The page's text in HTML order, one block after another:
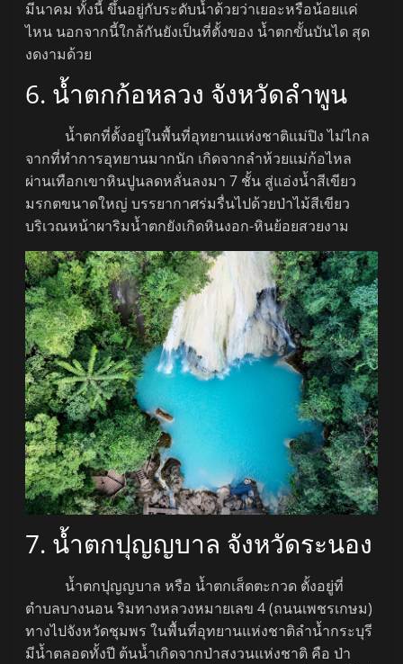
มีนาคม ทั้งนี้ ขึ้นอยู่กับระดับน้ำด้วยว่าเยอะหรือน้อยแค่
ไหน นอกจากนี้ใกล้กันยังเป็นที่ตั้งของ น้ำตกขั้นบันได สุด
งดงามด้วย
6. น้ำตกก้อหลวง จังหวัดลำพูน
น้ำตกที่ตั้งอยู่ในพื้นที่อุทยานแห่งชาติแม่ปิง ไม่ไกล
จากที่ทำการอุทยานมากนัก เกิดจากลำห้วยแม่ก้อไหล
ผ่านเทือกเขาหินปูนลดหลั่นลงมา 7 ชั้น สู่แอ่งน้ำสีเขียว
มรกตขนาดใหญ่ บรรยากาศร่มรื่นไปด้วยป่าไม้สีเขียว
บริเวณหน้าผาริมน้ำตกยังเกิดหินงอก-หินย้อยสวยงาม
7. น้ำตกปุญญบาล จังหวัดระนอง
น้ำตกปุญญบาล หรือ น้ำตกเส็ดตะกวด ตั้งอยู่ที่
ตำบลบางนอน ริมทางหลวงหมายเลข 4 (ถนนเพชรเกษม)
ทางไปจังหวัดชุมพร ในพื้นที่อุทยานแห่งชาติลำน้ำกระบุรี
มีน้ำตลอดทั้งปี ต้นน้ำเกิดจากป่าสงวนแห่งชาติ คือ ป่า